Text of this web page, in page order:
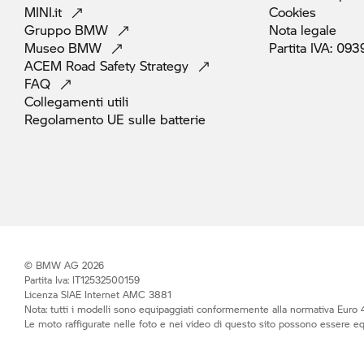
MINI.it
Gruppo BMW
Museo BMW
ACEM Road Safety Strategy
FAQ
Collegamenti utili
Regolamento UE sulle batterie
Cookies
Nota legale
Partita IVA:
© BMW AG 2026
Partita Iva: IT12532500159
Licenza SIAE Internet AMC 3881
Nota: tutti i modelli sono equipaggiati conformemente alla normativa Euro
Le moto raffigurate nelle foto e nei video di questo sito possono essere